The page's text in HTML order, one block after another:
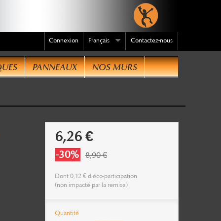
Contactez-nous
Français
Connexion
PANNEAUX NOS MURS
6,26 €
-30% 8,90 €
Dont0,12 €d'éco-participation
(non impacté par la remise)
Quantité